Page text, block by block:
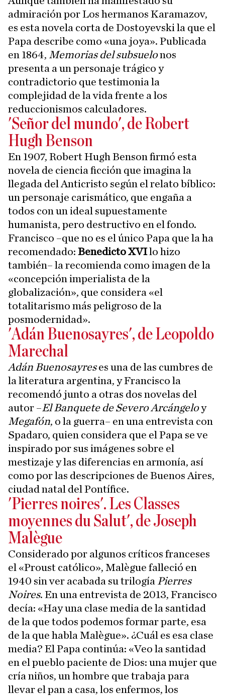
admiración por Los hermanos Karamazov,
es esta novela corta de Dostoyevski la que el
Papa describe como «una joya». Publicada
en 1864, Memorias del subsuelonos
presenta a un personaje trágico y
contradictorio que testimonia la
complejidad de la vida frente a los
reduccionismos calculadores.
'Señor del mundo', de Robert
Hugh Benson
En 1907, Robert Hugh Benson firmó esta
novela de ciencia ficción que imagina la
llegada del Anticristo según el relato bíblico:
un personaje carismático, que engaña a
todos con un ideal supuestamente
humanista, pero destructivo en el fondo.
Francisco –que no es el único Papa que la ha
recomendado: Benedicto XVIlo hizo
también– la recomienda como imagen de la
«concepción imperialista de la
globalización», que considera «el
totalitarismo más peligroso de la
posmodernidad».
'Adán Buenosayres', de Leopoldo
Marechal
Adán Buenosayreses una de las cumbres de
la literatura argentina, y Francisco la
recomendó junto a otras dos novelas del
autor –El Banquete de Severo Arcángeloy
Megafón, o la guerra– en una entrevista con
Spadaro, quien considera que el Papa se ve
inspirado por sus imágenes sobre el
mestizaje y las diferencias en armonía, así
como por las descripciones de Buenos Aires,
ciudad natal del Pontífice.
'Pierres noires'. Les Classes
moyennes du Salut', de Joseph
Malègue
Considerado por algunos críticos franceses
el «Proust católico», Malègue falleció en
1940 sin ver acabada su trilogía Pierres
Noires. En una entrevista de 2013, Francisco
decía: «Hay una clase media de la santidad
de la que todos podemos formar parte, esa
de la que habla Malègue». ¿Cuál es esa clase
media? El Papa continúa: «Veo la santidad
en el pueblo paciente de Dios: una mujer que
cría niños, un hombre que trabaja para
llevar el pan a casa, los enfermos, los